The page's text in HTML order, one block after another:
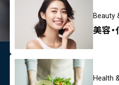
Beauty
美容
Health